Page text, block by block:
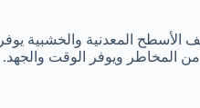
الأسطح المعدنية والخشبية يوفر
المخاطر ويوفر الوقت والجهد.